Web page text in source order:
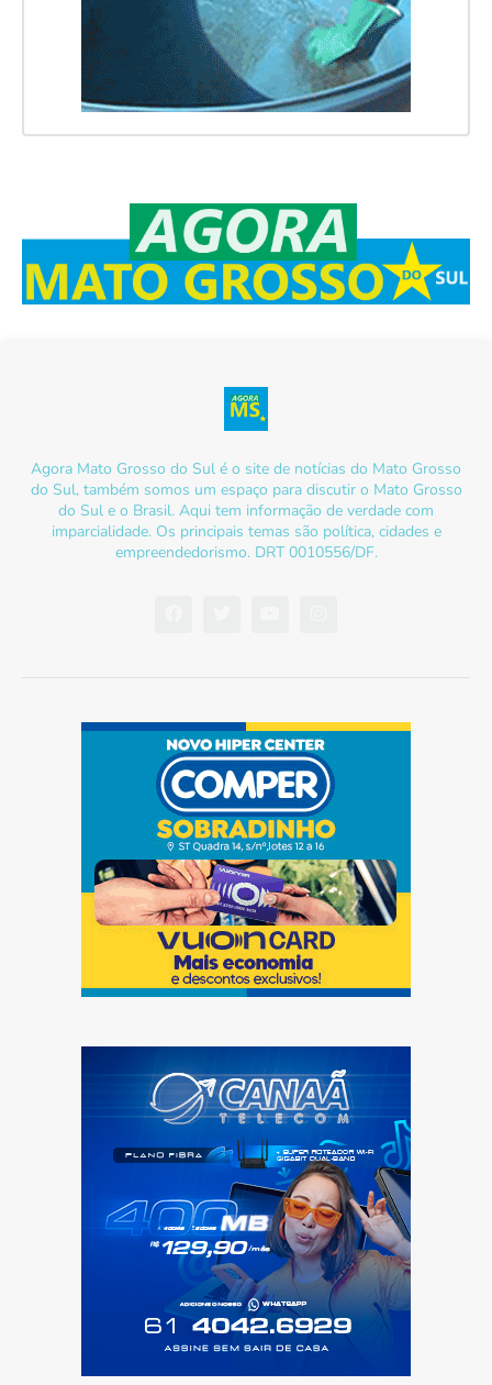
Agora Mato Grosso do Sul é o site de notícias do Mato Grosso
do Sul, também somos um espaço para discutir o Mato Grosso
do Sul e o Brasil. Aqui tem informação de verdade com
imparcialidade. Os principais temas são política, cidades e
empreendedorismo. DRT 0010556/DF.